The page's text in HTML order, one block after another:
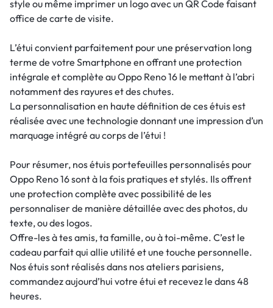
style ou même imprimer un logo avec un QR Code faisant
office de carte de visite.
L’étui convient parfaitement pour une préservation long
terme de votre Smartphone en offrant une protection
intégrale et complète au Oppo Reno 16 le mettant à l’abri
notamment des rayures et des chutes.
La personnalisation en haute définition de ces étuis est
réalisée avec une technologie donnant une impression d’un
marquage intégré au corps de l’étui !
Pour résumer, nos étuis portefeuilles personnalisés pour
Oppo Reno 16 sont à la fois pratiques et stylés. Ils offrent
une protection complète avec possibilité de les
personnaliser de manière détaillée avec des photos, du
texte, ou des logos.
Offre-les à tes amis, ta famille, ou à toi-même. C’est le
cadeau parfait qui allie utilité et une touche personnelle.
Nos étuis sont réalisés dans nos ateliers parisiens,
commandez aujourd’hui votre étui et recevez le dans 48
heures.